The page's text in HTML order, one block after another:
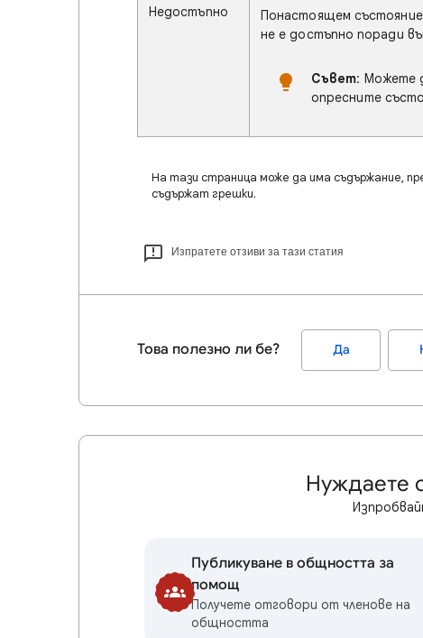
Недостъпно
Понастоящем
не е достъпно поради
Съвет: Можете
опресните
На тази страница може да има съдържание,
съдържат грешки.
Изпратете отзиви за тази статия
Това полезно ли бе? Да
Нуждаете
Публикуване в общността за
помощ
Получете отговори от членове на
общността